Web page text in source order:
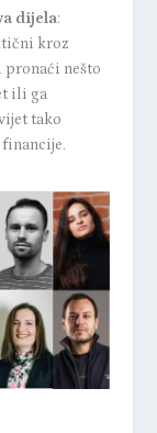
dijela:
kroz
nešto
ili ga
tako